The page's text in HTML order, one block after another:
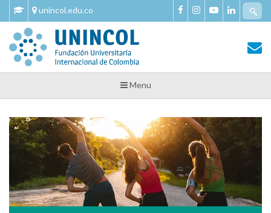
Skip
content
unincol.edu.co
Tu Salud y Bienestar
Tu Salud y Bienestar – Unincol
Menu